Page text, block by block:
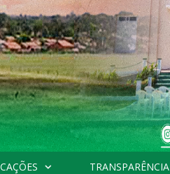
TRANSPARÊNCIA